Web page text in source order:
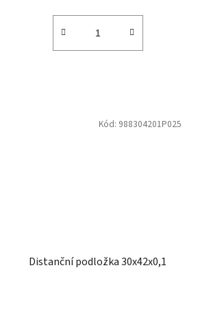
Distanční podložka 30x42x0,1
Kód: 988304201P025